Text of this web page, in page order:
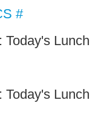
#
Today's
Today's